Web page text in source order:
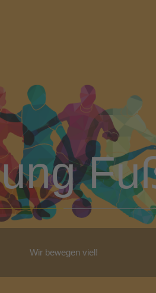
Gymnastik, Walking - für jeden ist